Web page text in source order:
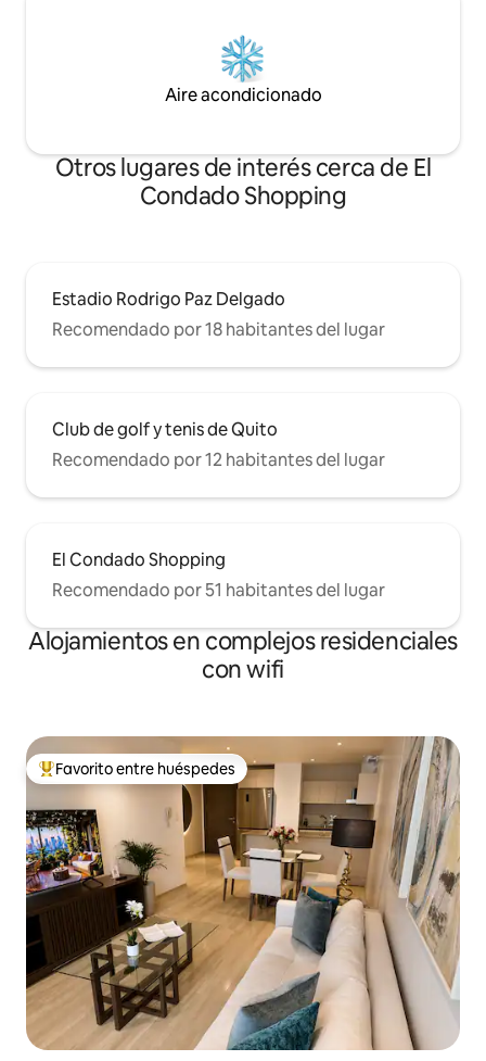
Aire acondicionado
Otros lugares de interés cerca de El
Condado Shopping
Estadio Rodrigo Paz Delgado
Recomendado por 18 habitantes del lugar
Club de golf y tenis de Quito
Recomendado por 12 habitantes del lugar
El Condado Shopping
Recomendado por 51 habitantes del lugar
Alojamientos en complejos residenciales
con wifi
Favorito entre los huéspedes más destacados
Favorito entre huéspedes